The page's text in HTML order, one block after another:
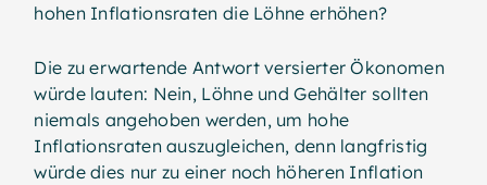
hohen Inflationsraten die Löhne erhöhen?
Die zu erwartende Antwort versierter Ökonomen
würde lauten: Nein, Löhne und Gehälter sollten
niemals angehoben werden, um hohe
Inflationsraten auszugleichen, denn langfristig
würde dies nur zu einer noch höheren Inflation